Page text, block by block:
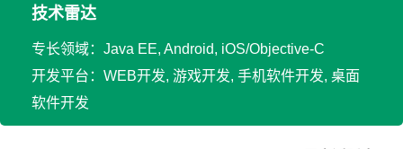
技术雷达
专长领域：Java EE, Android, iOS/Objective-C
开发平台：WEB开发, 游戏开发, 手机软件开发, 桌面
软件开发